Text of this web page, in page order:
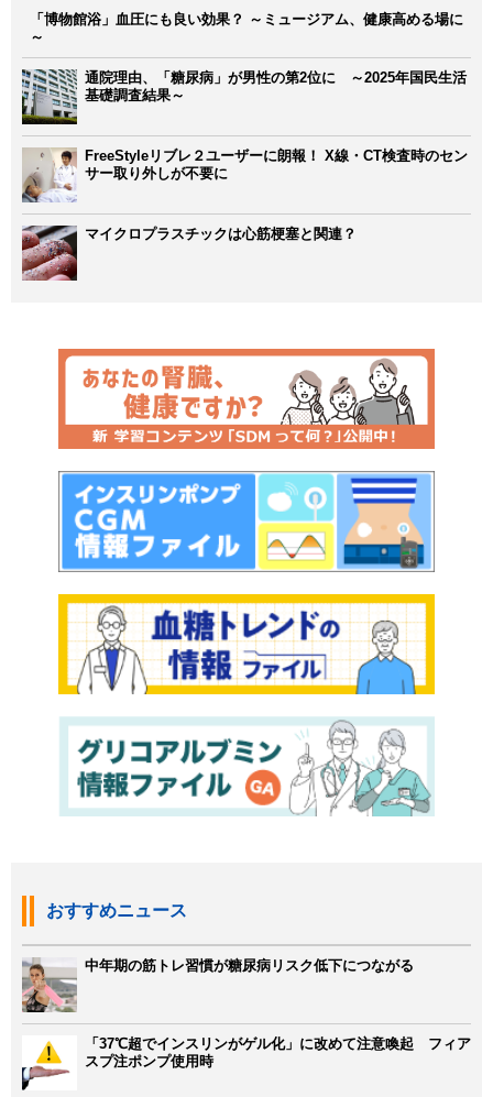
「博物館浴」血圧にも良い効果？ ～ミュージアム、健康高める場に
～
通院理由、「糖尿病」が男性の第2位に ～2025年国民生活
基礎調査結果～
FreeStyleリブレ２ユーザーに朗報！ X線・CT検査時のセン
サー取り外しが不要に
マイクロプラスチックは心筋梗塞と関連？
おすすめニュース
中年期の筋トレ習慣が糖尿病リスク低下につながる
「37℃超でインスリンがゲル化」に改めて注意喚起 フィア
スプ注ポンプ使用時